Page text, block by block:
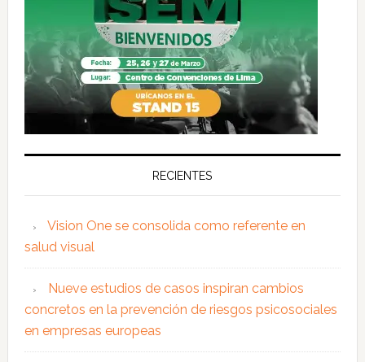
RECIENTES
Vision One se consolida como referente en
salud visual
Nueve estudios de casos inspiran cambios
concretos en la prevención de riesgos psicosociales
en empresas europeas